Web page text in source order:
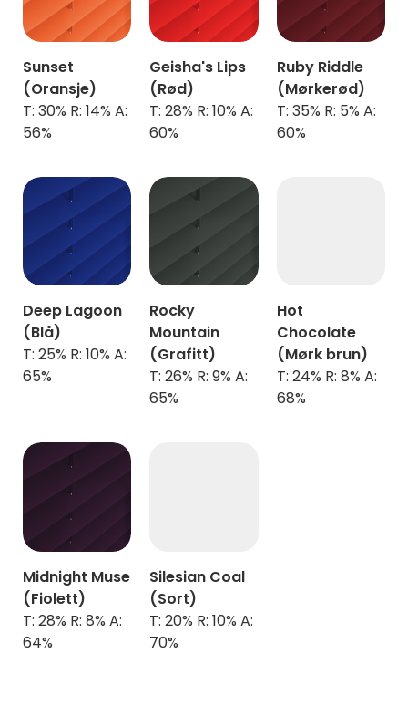
Sunset
(Oransje)
T: 30% R: 14% A:
56%
Geisha's Lips
(Rød)
T: 28% R: 10% A:
60%
Ruby Riddle
(Mørkerød)
T: 35% R: 5% A:
60%
Deep Lagoon
(Blå)
T: 25% R: 10% A:
65%
Rocky
Mountain
(Grafitt)
T: 26% R: 9% A:
65%
Hot
Chocolate
(Mørk brun)
T: 24% R: 8% A:
68%
Midnight Muse
(Fiolett)
T: 28% R: 8% A:
64%
Silesian Coal
(Sort)
T: 20% R: 10% A:
70%